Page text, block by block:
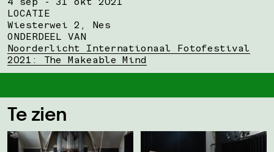
LOCATIE
Wiesterwei 2, Nes
ONDERDEEL VAN
Noorderlicht Internationaal Fotofestival
2021: The Makeable Mind
Te zien